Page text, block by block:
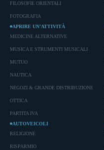
FILOSOFIE ORIENTALI
FOTOGRAFIA
APRIRE UN’ATTIVITÀ
MEDICINE ALTERNATIVE
MUSICA E STRUMENTI MUSICALI
MUTUO
NAUTICA
NEGOZI & GRANDE DISTRIBUZIONE
OTTICA
PARTITA IVA
AUTOVEICOLI
RELIGIONE
RISPARMIO